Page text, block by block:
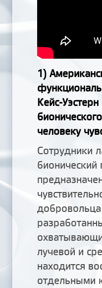
1)
Кейс-Уэстерн
человеку
Сотрудники
бионический
лучевой и
находится
отдельными